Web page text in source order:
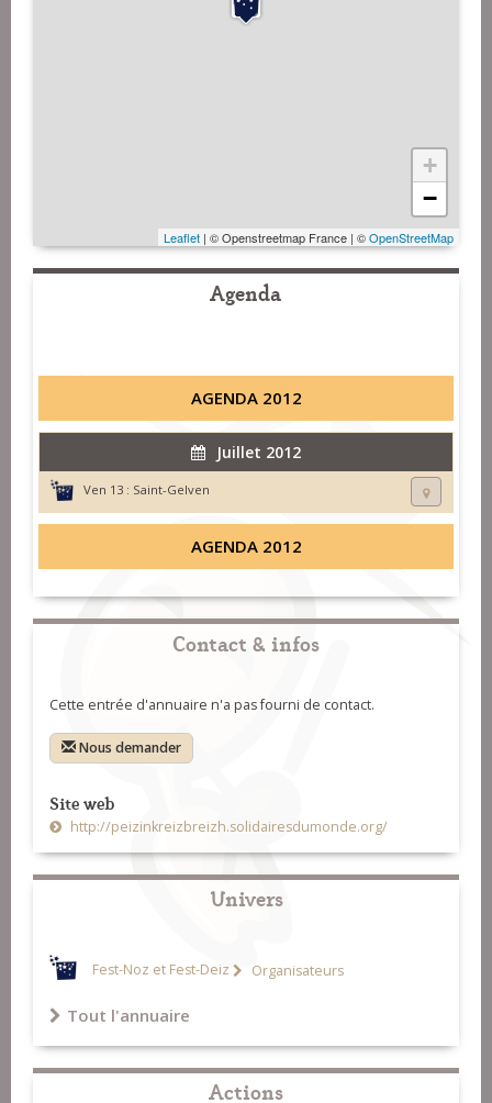
+
−
Leaflet | © Openstreetmap France | ©OpenStreetMap
Agenda
AGENDA 2012
Juillet 2012
Ven 13 : Saint-Gelven
AGENDA 2012
Contact & infos
Cette entrée d'annuaire n'a pas fourni de contact.
Nous demander
Site web
http://peizinkreizbreizh.solidairesdumonde.org/
Univers
Fest-Noz et Fest-Deiz Organisateurs
Tout l'annuaire
Actions